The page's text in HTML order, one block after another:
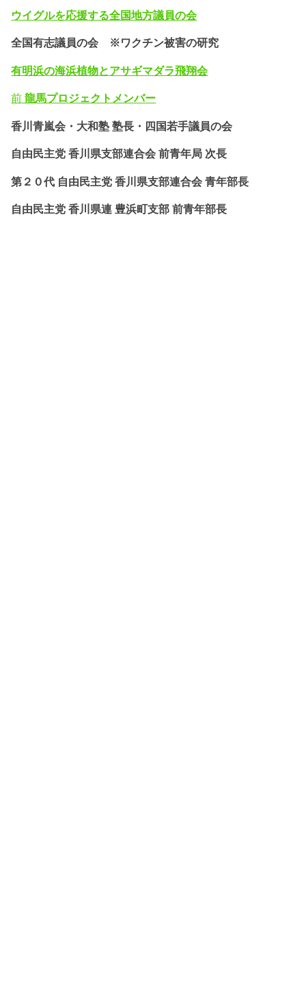
ウイグルを応援する全国地方議員の会
全国有志議員の会 ※ワクチン被害の研究
有明浜の海浜植物とアサギマダラ飛翔会
前 龍馬プロジェクトメンバー
香川青嵐会・ 大和塾 塾長・四国若手議員の会
自由民主党 香川県支部連合会 前青年局 次長
第２０代 自由民主党 香川県支部連合会 青年部長
自由民主党 香川県連 豊浜町支部 前青年部長